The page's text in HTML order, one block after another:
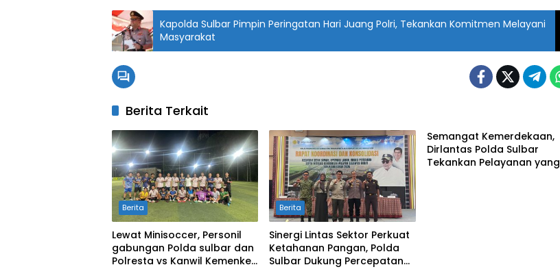
Kapolda Sulbar Pimpin Peringatan Hari Juang Polri, Tekankan Komitmen Melayani
Masyarakat
Berita Terkait
Berita
Lewat Minisoccer, Personil
gabungan Polda sulbar dan
Polresta vs Kanwil Kemenkeu
Berita
Sinergi Lintas Sektor Perkuat
Ketahanan Pangan, Polda
Sulbar Dukung Percepatan
Semangat Kemerdekaan,
Dirlantas Polda Sulbar
Tekankan Pelayanan yang